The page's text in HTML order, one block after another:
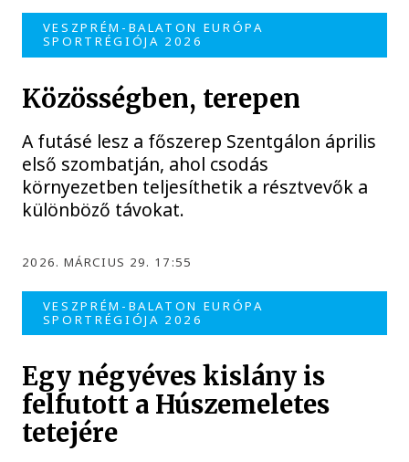
VESZPRÉM-BALATON EURÓPA
SPORTRÉGIÓJA 2026
Közösségben, terepen
A futásé lesz a főszerep Szentgálon április
első szombatján, ahol csodás
környezetben teljesíthetik a résztvevők a
különböző távokat.
2026. MÁRCIUS 29. 17:55
VESZPRÉM-BALATON EURÓPA
SPORTRÉGIÓJA 2026
Egy négyéves kislány is
felfutott a Húszemeletes
tetejére